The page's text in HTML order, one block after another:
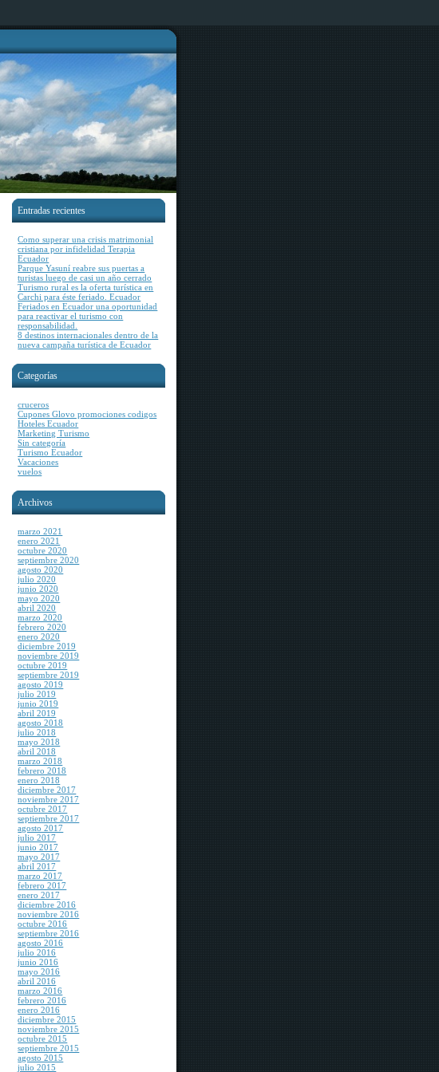
Entradas recientes
Como superar una crisis matrimonial
cristiana por infidelidad Terapia
Ecuador
Parque Yasuní reabre sus puertas a
turistas luego de casi un año cerrado
Turismo rural es la oferta turística en
Carchi para éste feriado. Ecuador
Feriados en Ecuador una oportunidad
para reactivar el turismo con
responsabilidad.
8 destinos internacionales dentro de la
nueva campaña turística de Ecuador
Categorías
cruceros
Cupones Glovo promociones codigos
Hoteles Ecuador
Marketing Turismo
Sin categoría
Turismo Ecuador
Vacaciones
vuelos
Archivos
marzo 2021
enero 2021
octubre 2020
septiembre 2020
agosto 2020
julio 2020
junio 2020
mayo 2020
abril 2020
marzo 2020
febrero 2020
enero 2020
diciembre 2019
noviembre 2019
octubre 2019
septiembre 2019
agosto 2019
julio 2019
junio 2019
abril 2019
agosto 2018
julio 2018
mayo 2018
abril 2018
marzo 2018
febrero 2018
enero 2018
diciembre 2017
noviembre 2017
octubre 2017
septiembre 2017
agosto 2017
julio 2017
junio 2017
mayo 2017
abril 2017
marzo 2017
febrero 2017
enero 2017
diciembre 2016
noviembre 2016
octubre 2016
septiembre 2016
agosto 2016
julio 2016
junio 2016
mayo 2016
abril 2016
marzo 2016
febrero 2016
enero 2016
diciembre 2015
noviembre 2015
octubre 2015
septiembre 2015
agosto 2015
julio 2015